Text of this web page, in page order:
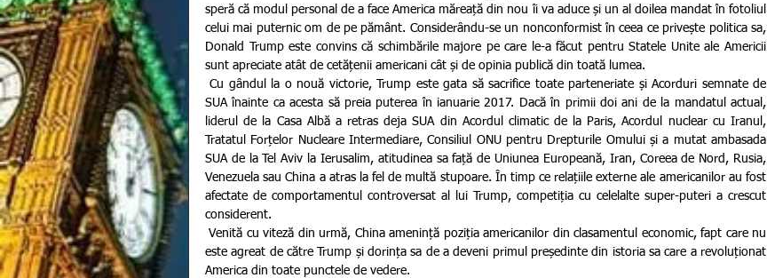
speră că modul personal de a face America măreață din nou îi va aduce și un al doilea mandat în fotoliul
celui mai puternic om de pe pământ. Considerându-se un nonconformist în ceea ce privește politica sa,
Donald Trump este convins că schimbările majore pe care le-a făcut pentru Statele Unite ale Americii
sunt apreciate atât de cetățenii americani cât și de opinia publică din toată lumea.
Cu gândul la o nouă victorie, Trump este gata să sacrifice toate parteneriate și Acorduri semnate de
SUA înainte ca acesta să preia puterea în ianuarie 2017. Dacă în primii doi ani de la mandatul actual,
liderul de la Casa Albă a retras deja SUA din Acordul climatic de la Paris, Acordul nuclear cu Iranul,
Tratatul Forțelor Nucleare Intermediare, Consiliul ONU pentru Drepturile Omului și a mutat ambasada
SUA de la Tel Aviv la Ierusalim, atitudinea sa față de Uniunea Europeană, Iran, Coreea de Nord, Rusia,
Venezuela sau China a atras la fel de multă stupoare. În timp ce relațiile externe ale americanilor au fost
afectate de comportamentul controversat al lui Trump, competiția cu celelalte super-puteri a crescut
considerent.
Venită cu viteză din urmă, China amenință poziția americanilor din clasamentul economic, fapt care nu
este agreat de către Trump și dorința sa de a deveni primul președinte din istoria sa care a revoluționat
America din toate punctele de vedere.